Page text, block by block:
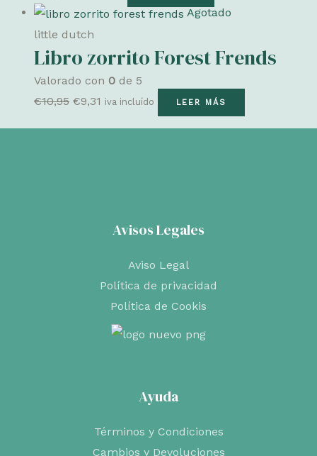
Agotado
little dutch
Libro zorrito Forest Frends
Valorado con 0 de 5
€10,95 El
€9,31 El
iva incluído LEER MÁS
Avisos Legales
Aviso Legal
Política de privacidad
Política de Cookis
Ayuda
Términos y Condiciones
Cambios y Devoluciones